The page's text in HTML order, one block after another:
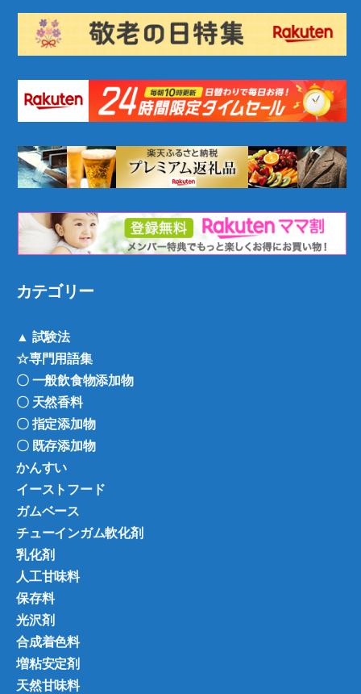
カテゴリー
▲ 試験法
☆専門用語集
〇 一般飲食物添加物
〇 天然香料
〇 指定添加物
〇 既存添加物
かんすい
イーストフード
ガムベース
チューインガム軟化剤
乳化剤
人工甘味料
保存料
光沢剤
合成着色料
増粘安定剤
天然甘味料